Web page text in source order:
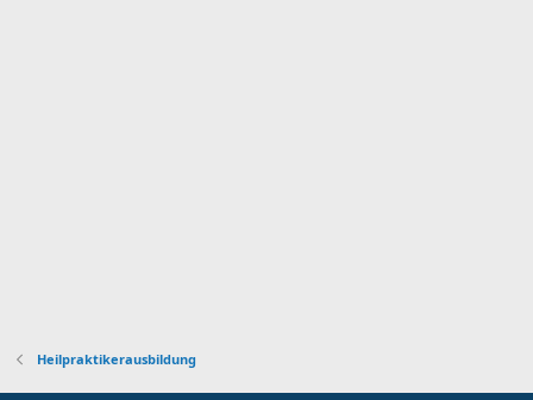
Heilpraktikerausbildung